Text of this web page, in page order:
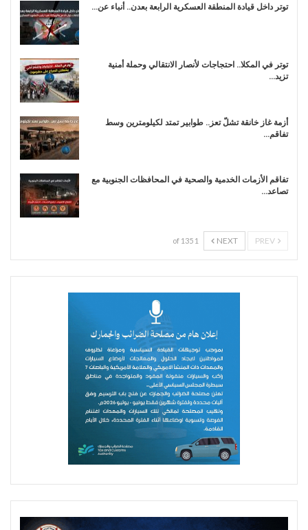
توتر داخل قيادة المنطقة العسكرية الرابعة بعدن.. أنباء عن…
توتر في المكلا.. احتجاجات لأنصار الانتقالي وحملة أمنية
تزيد…
أزمة غاز خانقة تشلّ تعز.. طوابير تمتد لكيلومترين وسط
تفاقم…
تفاقم الأزمات الخدمية والصحية في المحافظات الجنوبية مع
تصاعد…
NEXT
1 of 135